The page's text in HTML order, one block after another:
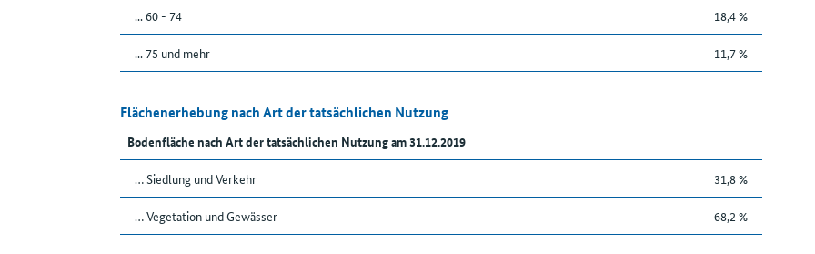
... 60 - 74 18,4 %
... 75 und mehr 11,7 %
Flächenerhebung nach Art der tatsächlichen Nutzung
Bodenfläche nach Art der tatsächlichen Nutzung am 31.12.2019
… Siedlung und Verkehr 31,8 %
… Vegetation und Gewässer 68,2 %